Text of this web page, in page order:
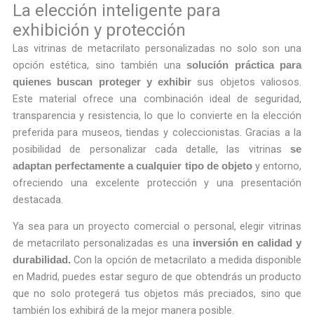
La elección inteligente para
exhibición y protección
Las vitrinas de metacrilato personalizadas no solo son una
opción estética, sino también unasolución práctica para
quienes buscan proteger y exhibir sus objetos valiosos.
Este material ofrece una combinación ideal de seguridad,
transparencia y resistencia, lo que lo convierte en la elección
preferida para museos, tiendas y coleccionistas. Gracias a la
posibilidad de personalizar cada detalle, las vitrinasse
adaptan perfectamente a cualquier tipo de objetoy entorno,
ofreciendo una excelente protección y una presentación
destacada.
Ya sea para un proyecto comercial o personal, elegir vitrinas
de metacrilato personalizadas es una inversión en calidad y
durabilidad. Con la opción de metacrilato a medida disponible
en Madrid, puedes estar seguro de que obtendrás un producto
que no solo protegerá tus objetos más preciados, sino que
también los exhibirá de la mejor manera posible.